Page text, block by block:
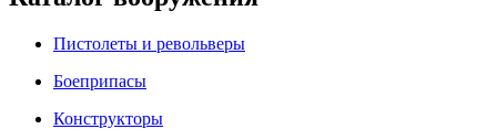
Пистолеты и револьверы
Боеприпасы
Конструкторы